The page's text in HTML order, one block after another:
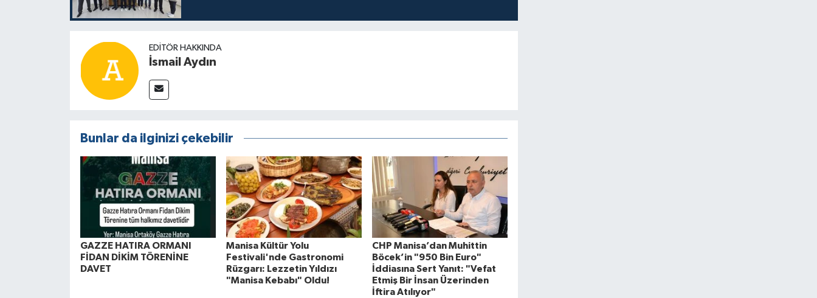
EDITÖR HAKKINDA
İsmail Aydın
Bunlar da ilginizi çekebilir
GAZZE HATIRA ORMANI
FİDAN DİKİM TÖRENİNE
DAVET
Manisa Kültür Yolu
Festivali'nde Gastronomi
Rüzgarı: Lezzetin Yıldızı
"Manisa Kebabı" Oldu!
CHP Manisa’dan Muhittin
Böcek’in "950 Bin Euro"
İddiasına Sert Yanıt: "Vefat
Etmiş Bir İnsan Üzerinden
İftira Atılıyor"